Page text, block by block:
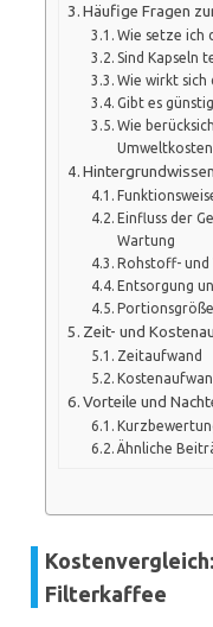
Häufige Fragen
Wie setze ich
Sind Kapseln
Wie wirkt sich
Gibt es
Wie
Einfluss der
Wartung
Rohstoff- und
Entsorgung
Zeit- und
Zeitaufwand
Vorteile und
Ähnliche
Filterkaffee